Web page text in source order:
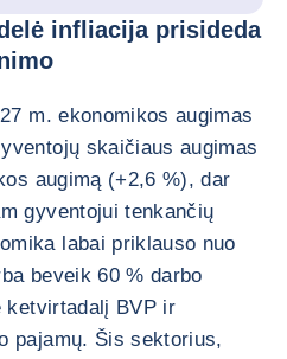
infliacija prisideda
m. ekonomikos augimas
skaičiaus augimas
augimą (+2,6 %), dar
gyventojui tenkančių
labai priklauso nuo
beveik 60 % darbo
ketvirtadalį BVP ir
pajamų. Šis sektorius,